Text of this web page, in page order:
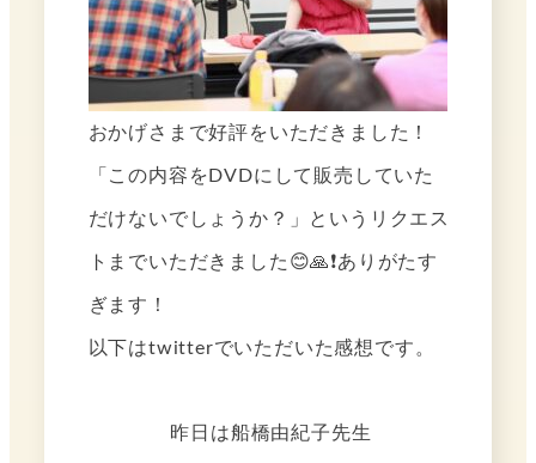
おかげさまで好評をいただきました！
「この内容をDVDにして販売していた
だけないでしょうか？」というリクエス
トまでいただきました😊🙏❗️ありがたす
ぎます！
以下はtwitterでいただいた感想です。
昨日は船橋由紀子先生